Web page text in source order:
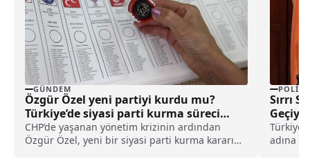
GÜNDEM
Özgür Özel yeni partiyi kurdu mu?
Türkiye’de siyasi parti kurma süreci
nasıl işler?
CHP’de yaşanan yönetim krizinin ardından
Özgür Özel, yeni bir siyasi parti kurma kararını
Sırrı
Türkiye
adına